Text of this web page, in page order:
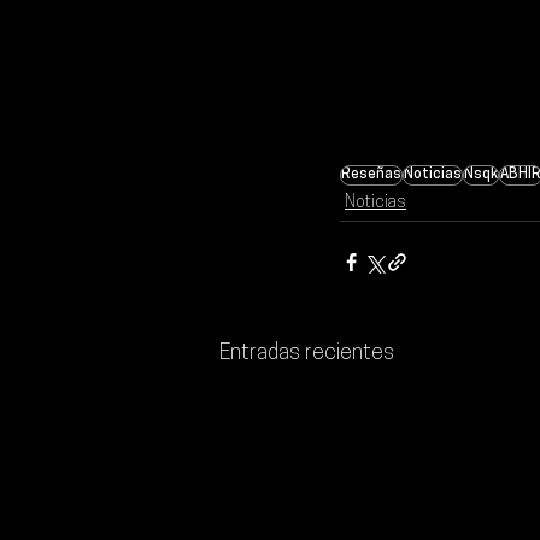
ReseñasNoticiasNsqkABHIR
Noticias
Entradas recientes